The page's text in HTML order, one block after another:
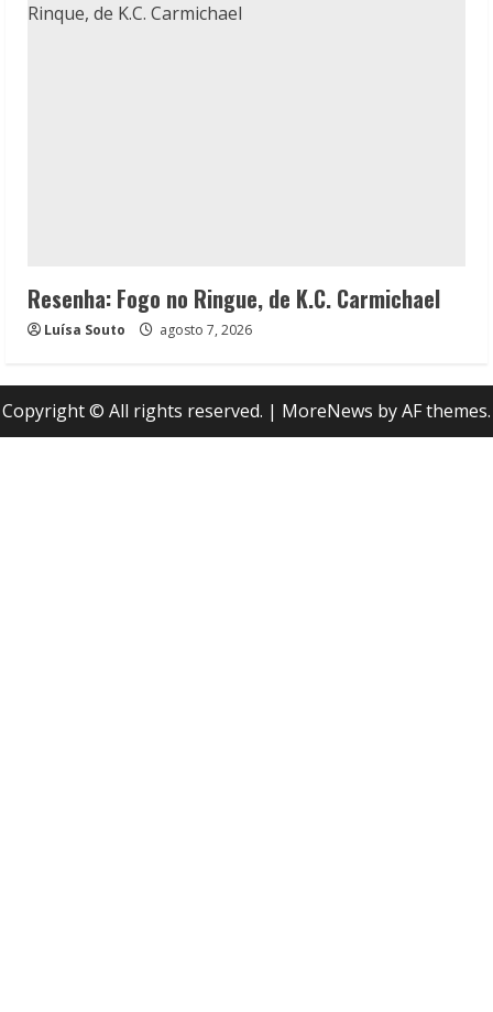
Resenha: Fogo no Ringue, de K.C. Carmichael
Luísa Souto agosto 7, 2026
Copyright © All rights reserved. | MoreNews by AF themes.